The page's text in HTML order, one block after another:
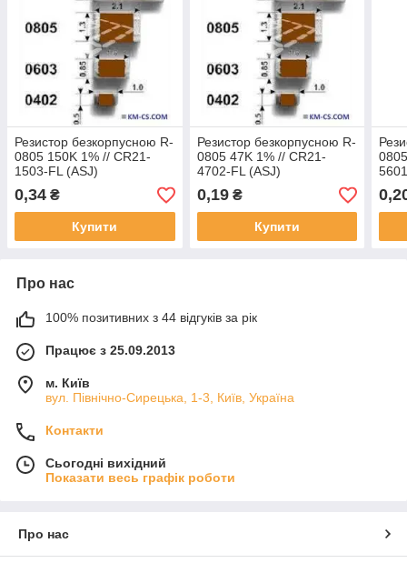
Резистор безкорпусною R-
0805 150K 1% // CR21-
1503-FL (ASJ)
0,34 ₴
Купити
Резистор безкорпусною R-
0805 47K 1% // CR21-
4702-FL (ASJ)
0,19₴
Купити
Про нас
100% позитивних з 44 відгуків за рік
Працює з 25.09.2013
м. Київ
вул. Північно-Сирецька, 1-3, Київ, Україна
Контакти
Сьогодні вихідний
Показати весь графік роботи
Про нас